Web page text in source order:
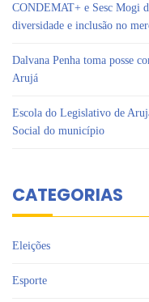
CONDEMAT+ e Sesc Mogi
diversidade e inclusão no
Dalvana Penha toma posse
Arujá
Escola do Legislativo de
Social do município
CATEGORIAS
Eleições
Esporte